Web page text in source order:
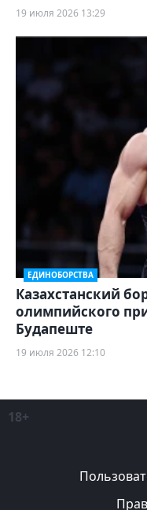
19 июля 2026 13:29
ЕДИНОБОРСТВА
Казахстанский
олимпийского
Будапеште
19 июля 2026 12:10
18+